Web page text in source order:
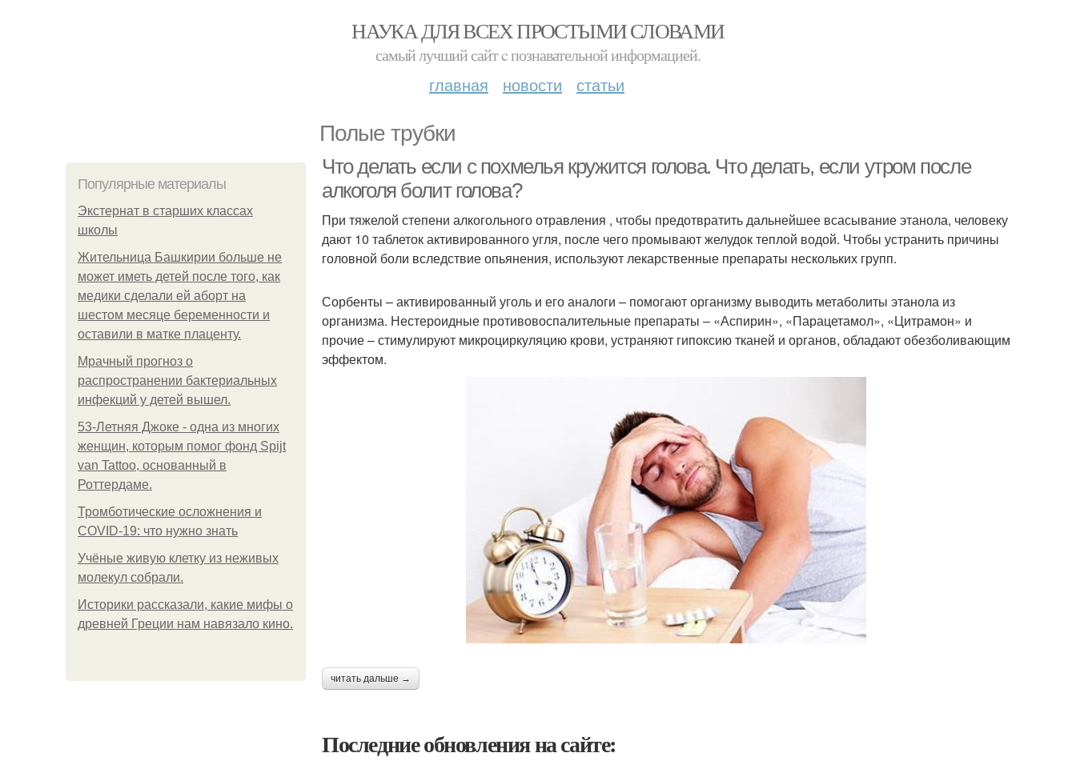
НАУКА ДЛЯ ВСЕХ ПРОСТЫМИ СЛОВАМИ
самый лучший сайт c познавательной информацией.
главная новости статьи
Полые трубки
Популярные материалы
Экстернат в старших классах
школы
Жительница Башкирии больше не
может иметь детей после того, как
медики сделали ей аборт на
шестом месяце беременности и
оставили в матке плаценту.
Мрачный прогноз о
распространении бактериальных
инфекций у детей вышел.
53-Летняя Джоке - одна из многих
женщин, которым помог фонд Spijt
van Tattoo, основанный в
Роттердаме.
Тромботические осложнения и
COVID-19: что нужно знать
Учёные живую клетку из неживых
молекул собрали.
Историки рассказали, какие мифы о
древней Греции нам навязало кино.
Что делать если с похмелья кружится голова. Что делать, если утром после
алкоголя болит голова?
При тяжелой степени алкогольного отравления , чтобы предотвратить дальнейшее всасывание этанола, человеку
дают 10 таблеток активированного угля, после чего промывают желудок теплой водой. Чтобы устранить причины
головной боли вследствие опьянения, используют лекарственные препараты нескольких групп.
Сорбенты – активированный уголь и его аналоги – помогают организму выводить метаболиты этанола из
организма. Нестероидные противовоспалительные препараты – «Аспирин», «Парацетамол», «Цитрамон» и
прочие – стимулируют микроциркуляцию крови, устраняют гипоксию тканей и органов, обладают обезболивающим
эффектом.
читать дальше →
Последние обновления на сайте: